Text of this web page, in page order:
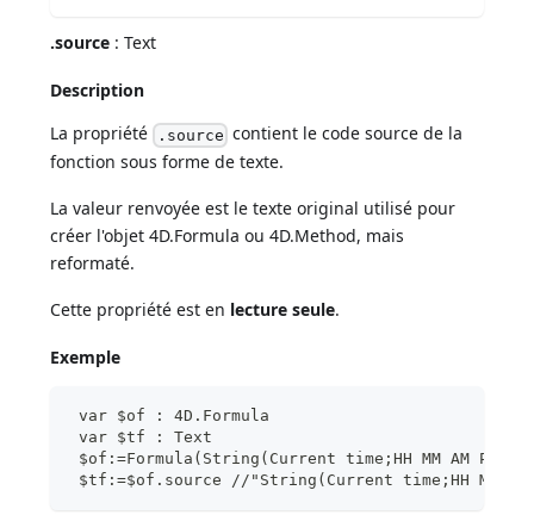
.source : Text
Description
La propriété .source contient le code source de la
fonction sous forme de texte.
La valeur renvoyée est le texte original utilisé pour
créer l'objet 4D.Formula ou 4D.Method, mais
reformaté.
Cette propriété est en lecture seule.
Exemple
var $of : 4D.Formula
var $tf : Text
$of:=Formula(String(Current time;HH MM AM PM))
$tf:=$of.source //"String(Current time;HH MM AM